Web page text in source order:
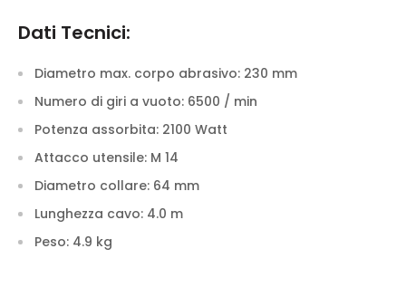
Dati Tecnici:
Diametro max. corpo abrasivo: 230 mm
Numero di giri a vuoto: 6500 / min
Potenza assorbita: 2100 Watt
Attacco utensile: M 14
Diametro collare: 64 mm
Lunghezza cavo: 4.0 m
Peso: 4.9 kg